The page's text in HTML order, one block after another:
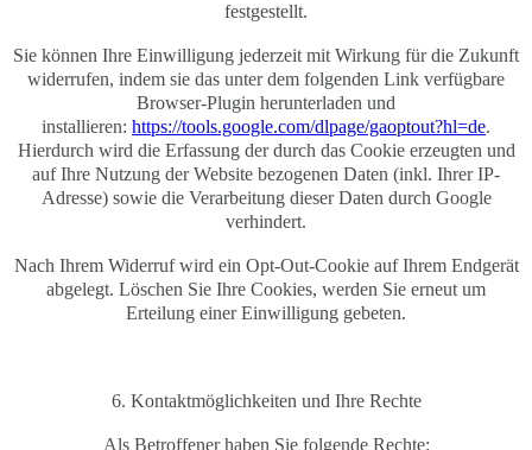
festgestellt.
Sie können Ihre Einwilligung jederzeit mit Wirkung für die Zukunft
widerrufen, indem sie das unter dem folgenden Link verfügbare
Browser-Plugin herunterladen und
installieren: https://tools.google.com/dlpage/gaoptout?hl=de.
Hierdurch wird die Erfassung der durch das Cookie erzeugten und
auf Ihre Nutzung der Website bezogenen Daten (inkl. Ihrer IP-
Adresse) sowie die Verarbeitung dieser Daten durch Google
verhindert.
Nach Ihrem Widerruf wird ein Opt-Out-Cookie auf Ihrem Endgerät
abgelegt. Löschen Sie Ihre Cookies, werden Sie erneut um
Erteilung einer Einwilligung gebeten.
6. Kontaktmöglichkeiten und Ihre Rechte
Als Betroffener haben Sie folgende Rechte: